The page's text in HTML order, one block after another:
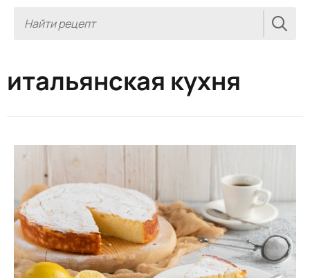
итальянская кухня